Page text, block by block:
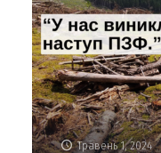
Травень 1, 2024